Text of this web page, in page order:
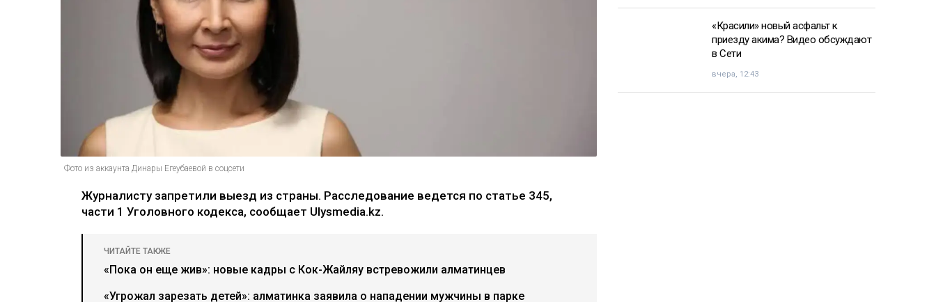
Фото из аккаунта Динары Егеубаевой в соцсети
Журналисту запретили выезд из страны. Расследование ведется по статье 345,
части 1 Уголовного кодекса, сообщает Ulysmedia.kz.
ЧИТАЙТЕ ТАКЖЕ
«Пока он еще жив»: новые кадры с Кок-Жайляу встревожили алматинцев
«Угрожал зарезать детей»: алматинка заявила о нападении мужчины в парке
«Красили» новый асфальт к
приезду акима? Видео обсуждают
в Сети
вчера, 12:43